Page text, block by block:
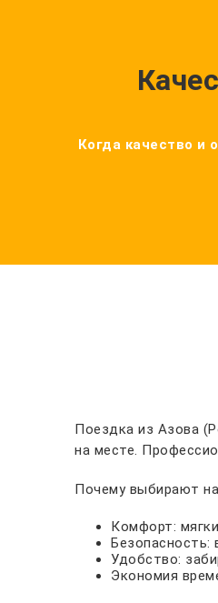
Когда качество и
Поездка из Азова
на месте.
Почему выбирают
Комфорт:
Безопасность:
Удобство:
Экономия